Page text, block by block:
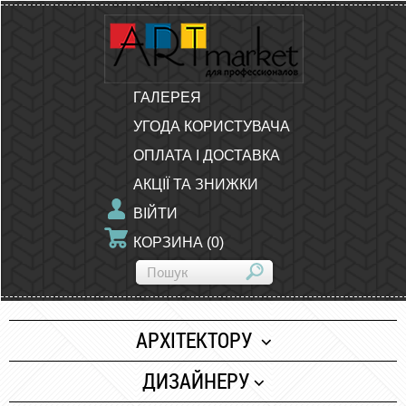
ГАЛЕРЕЯ
УГОДА КОРИСТУВАЧА
ОПЛАТА І ДОСТАВКА
АКЦІЇ ТА ЗНИЖКИ
ВІЙТИ
КОРЗИНА (0)
АРХІТЕКТОРУ
Папір
ДИЗАЙНЕРУ